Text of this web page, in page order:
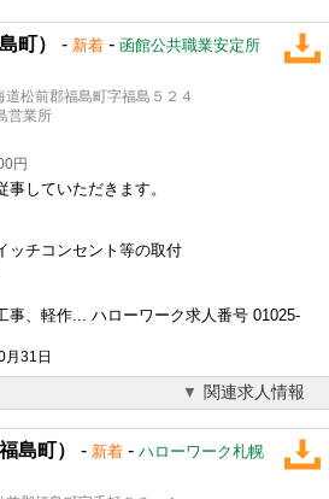
町） - 新着 - 函館公共職業安定所
松前郡福島町字福島５２４
営業所
円
事していただきます。
チコンセント等の取付
、軽作... ハローワーク求人番号 01025-
月31日
関連求人情報
島町） - 新着 - ハローワーク札幌